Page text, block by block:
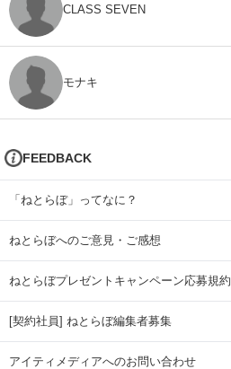
CLASS SEVEN
モナキ
FEEDBACK
「ねとらぼ」ってなに？
ねとらぼへのご意見・ご感想
ねとらぼプレゼントキャンペーン応募規約
[契約社員] ねとらぼ編集者募集
アイティメディアへのお問い合わせ